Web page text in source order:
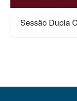
Sessão Dupla